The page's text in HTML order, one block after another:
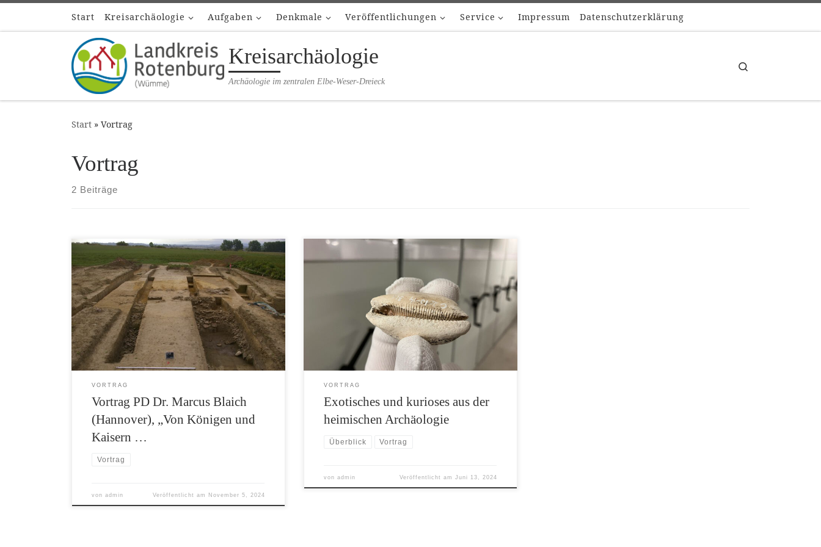
Zum Inhalt springen
Start Kreisarchäologie Aufgaben Denkmale Veröffentlichungen Service Impressum Datenschutzerklärung
Kreisarchäologie
Archäologie im zentralen Elbe-Weser-Dreieck
Start » Vortrag
Vortrag
2 Beiträge
Zeit: 07.11.2024, 19:00 Uhr Ort: Rotenburg
(Wümme), Großer Sitzungssaal, Hopfengarten 2
Die Herrschaft von Königen und Kaisern
erfolgte im Mittelalter direkt über die Person.
Dementsprechend musste der Herrscher vor
Ort und in wichtigen Zentren präsent sein. Für
die Aufenthalte der Kaiser und Könige sowie
deren Tross wurden befestigte Pfalzen angelegt.
[…]
VORTRAG
Vortrag PD Dr. Marcus Blaich
(Hannover), „Von Königen und
Kaisern …
Vortrag
vonadmin Veröffentlicht am November 5, 2024
Archäologen beschäftigen sich naturgemäß viel
mit Funden. Aber nicht jeder Fund passt in das
bekannte Schema. Manchmal findet man
etwas, das nicht hierher gehört, zu alt ist, zu
neu oder einfach seltsam oder unerwartet. Ein
Vortrag von Kreisarchäologe Dr. Stefan Hesse
stellt am 19.06. um 19:00 Uhr einige dieser Fälle
VORTRAG
Exotisches und kurioses aus der
heimischen Archäologie
Überblick Vortrag
vonadmin Veröffentlicht am Juni 13, 2024